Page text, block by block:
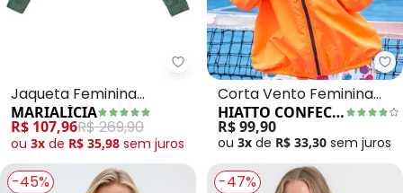
Marialícia - Jaqueta Feminina
Jaqueta Feminina
Resinada com Zíper
(Verde)
MARIALÍCIA
R$ 107,96R$ 269,90
ou 3x de R$ 35,98 sem juros
Corta Vento Feminina
Impermeável (Neon
Laranja)
HIATTO CONFECÇÃO
R$ 99,90
ou 3x de R$ 33,30 sem juros
-45% -47%